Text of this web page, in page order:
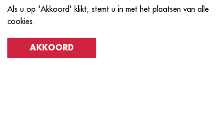
Als u op 'Akkoord' klikt, stemt u in met het plaatsen van alle
cookies.
AKKOORD